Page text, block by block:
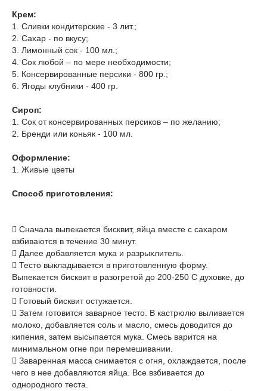
Крем:
1. Сливки кондитерские - 3 лит.;
2. Сахар - по вкусу;
3. Лимонный сок - 100 мл.;
4. Сок любой – по мере необходимости;
5. Консервированные персики - 800 гр.;
6. Ягоды клубники - 400 гр.
Сироп:
1. Сок от консервированных персиков – по желанию;
2. Бренди или коньяк - 100 мл.
Оформление:
1. Живые цветы
Способ приготовления:
 Сначала выпекается бисквит, яйца вместе с сахаром
взбиваются в течение 30 минут.
 Далее добавляется мука и разрыхлитель.
 Тесто выкладывается в приготовленную форму.
Выпекается бисквит в разогретой до 200-250 С духовке, до
готовности.
 Готовый бисквит остужается.
 Затем готовится заварное тесто. В кастрюлю выливается
молоко, добавляется соль и масло, смесь доводится до
кипения, затем высыпается мука. Смесь варится на
минимальном огне при перемешивании.
 Заваренная масса снимается с огня, охлаждается, после
чего в нее добавляются яйца. Все взбивается до
однородного теста.